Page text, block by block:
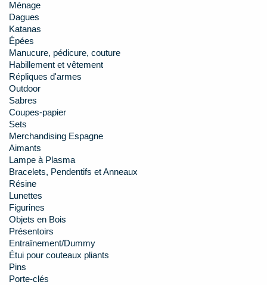
Ménage
Dagues
Katanas
Épées
Manucure, pédicure, couture
Habillement et vêtement
Répliques d'armes
Outdoor
Sabres
Coupes-papier
Sets
Merchandising Espagne
Aimants
Lampe à Plasma
Bracelets, Pendentifs et Anneaux
Résine
Lunettes
Figurines
Objets en Bois
Présentoirs
Entraînement/Dummy
Étui pour couteaux pliants
Pins
Porte-clés